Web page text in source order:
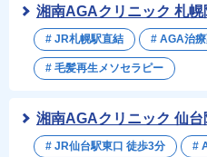
湘南AGAクリニック 札幌
# JR札幌駅直結 # AGA治
# 毛髪再生メソセラピー
湘南AGAクリニック 仙台
# JR仙台駅東口 徒歩3分 #